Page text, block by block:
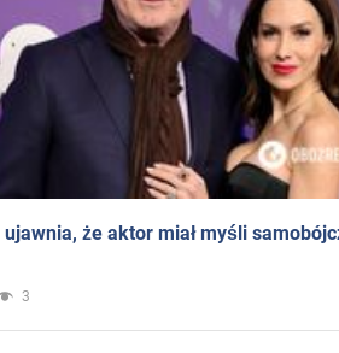
że aktor miał myśli
3